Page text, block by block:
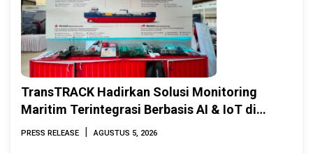
TransTRACK Hadirkan Solusi Monitoring
Maritim Terintegrasi Berbasis AI & IoT di
Indonesia Marine & Offshore Expo (IMOX)
PRESS RELEASE | AGUSTUS 5, 2026